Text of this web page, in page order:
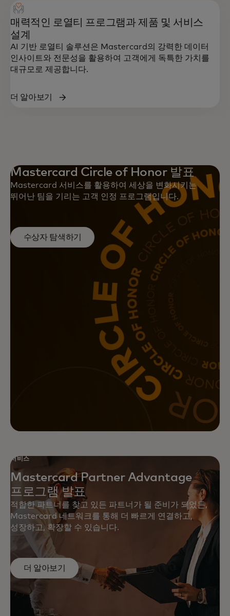
Mastercard의 데이터 기반 전체
퍼널 마케팅 솔루션을 통해 마케팅
이니셔티브에서 더 높은 수익을
매력적인 로열티 프로그램과 제품 및 서비스
설계
AI 기반 로열티 솔루션은 Mastercard의 강력한 데이터
인사이트와 전문성을 활용하여 고객에게 독특한 가치를
대규모로 제공합니다.
더 알아보기
Mastercard Circle of Honor 발표
Mastercard 서비스를 활용하여 세상을 변화시키는
뛰어난 팀을 기리는 고객 인정 프로그램입니다.
수상자 탐색하기
서비스
Mastercard Partner Advantage
프로그램 발표
적합한 파트너를 찾고 있든 파트너가 될 준비가 되었든,
Mastercard 네트워크를 통해 더 빠르게 연결하고,
성장하고, 확장할 수 있습니다.
더 알아보기